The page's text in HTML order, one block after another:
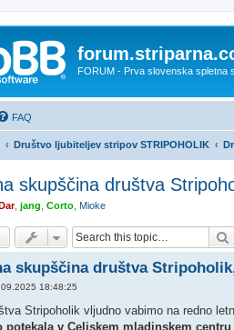
FORUM - Prva slovenska spletna
FAQ
Društvo ljubiteljev stripov STRIPOHOLIK
skupščina društva
, jang Corto Mioke
skupščina društva
18:48:25
Stripoholik vljudno vabimo na redno
potekala v Celjskem mladinskem